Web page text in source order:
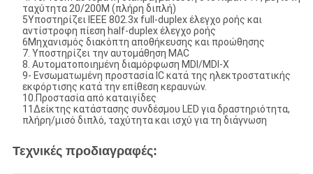
ταχύτητα 20/200M (πλήρη διπλή)
5Υποστηρίζει IEEE 802.3x full-duplex έλεγχο ροής και
αντίστροφη πίεση half-duplex έλεγχο ροής
6Μηχανισμός διακόπτη αποθήκευσης και προώθησης
7. Υποστηρίζει την αυτομάθηση MAC
8. Αυτοματοποιημένη διαμόρφωση MDI/MDI-X
9- Ενσωματωμένη προστασία IC κατά της ηλεκτροστατικής
εκφόρτισης κατά την επίθεση κεραυνών.
10.Προστασία από καταιγίδες
11Δείκτης κατάστασης συνδέσμου LED για δραστηριότητα,
πλήρη/μισό διπλό, ταχύτητα και ισχύ για τη διάγνωση
Τεχνικές προδιαγραφές: